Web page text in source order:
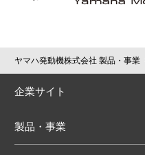
ヤマハ発動機株式会社 製品・事業
企業サイト
製品・事業